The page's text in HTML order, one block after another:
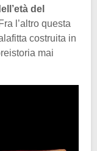
del
l’altro questa
costruita in
mai